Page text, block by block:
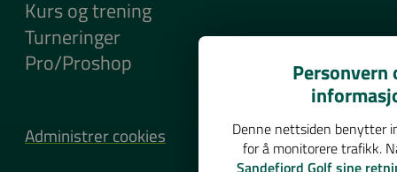
Kurs og trening
Turneringer
Pro/Proshop
Administrer cookies
Personvern
Denne nettsiden benytter
for å monitorere trafikk.
Sandefjord Golf sine